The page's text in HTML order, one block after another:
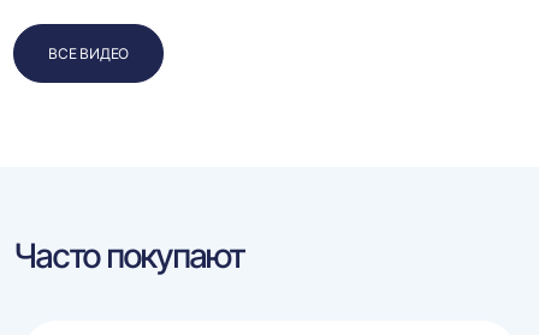
ВСЕ ВИДЕО
Часто покупают